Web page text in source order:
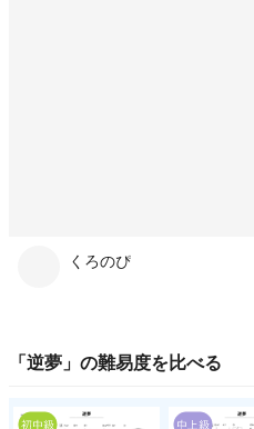
くろのぴ
「 逆夢 」の難易度を比べる